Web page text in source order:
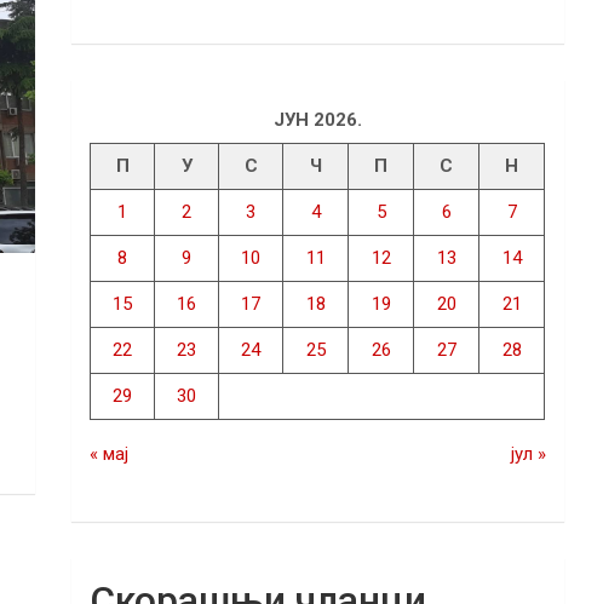
ЈУН 2026.
П У С Ч П С Н
1 2 3 4 5 6 7
8 9 10 11 12 13 14
15 16 17 18 19 20 21
22 23 24 25 26 27 28
29 30
« мај јул »